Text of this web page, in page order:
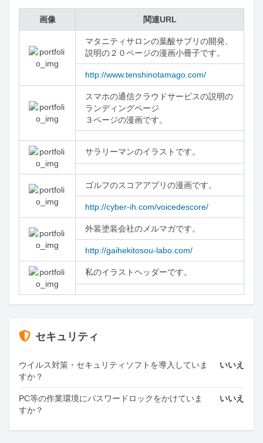
画像 関連URL
マタニティサロンの葉酸サプリの開発、
説明の２０ページの漫画小冊子です。
http://www.tenshinotamago.com/
スマホの通信クラウドサービスの説明の
ランディングページ
３ページの漫画です。
サラリーマンのイラストです。
ゴルフのスコアアプリの漫画です。
http://cyber-ih.com/voicedescore/
外装塗装会社のメルマガです。
http://gaihekitosou-labo.com/
私のイラストヘッダーです。
セキュリティ
ウイルス対策・セキュリティソフトを導入していま
すか？
いいえ
PC等の作業環境にパスワードロックをかけていま
すか？
いいえ